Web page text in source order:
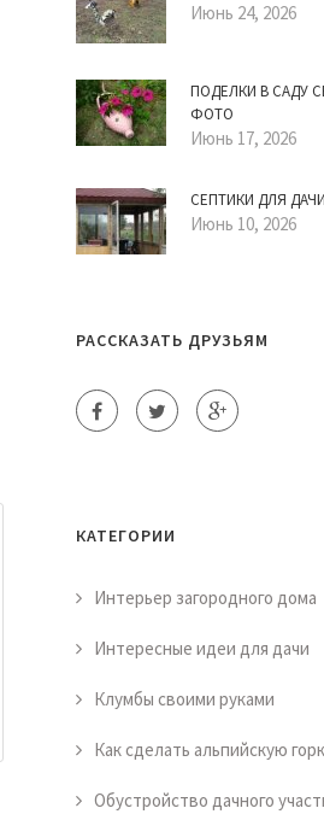
Июнь 24, 2026
ПОДЕЛКИ В САДУ
ФОТО
Июнь 17, 2026
СЕПТИКИ ДЛЯ
Июнь 10, 2026
РАССКАЗАТЬ ДРУЗЬЯМ
КАТЕГОРИИ
Интерьер загородного дома
Интересные идеи для дачи
Клумбы своими руками
Как сделать альпийскую
Обустройство дачного